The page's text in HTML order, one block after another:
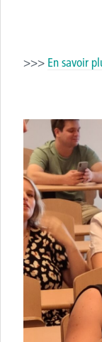
>>> En savoir